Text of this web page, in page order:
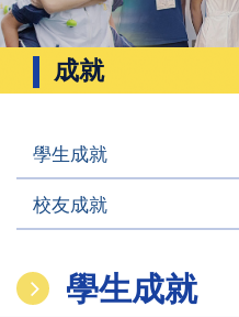
成就
學生成就
校友成就
學生成就